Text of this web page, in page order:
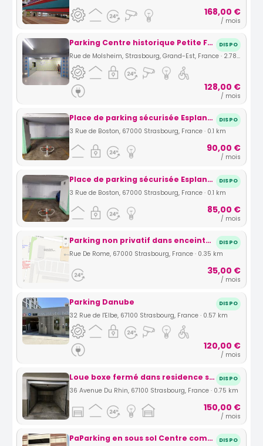
168,00 €
/ mois
Parking Centre historique Petite France Strasbourg DISPO
Rue de Molsheim, Strasbourg, Grand-Est, France · 2.78 km
128,00 €
/ mois
Place de parking sécurisée Esplanade (Strasbourg) DISPO
3 Rue de Boston, 67000 Strasbourg, France · 0.1 km
90,00 €
/ mois
Place de parking sécurisée Esplanade (Strasbourg) DISPO
3 Rue de Boston, 67000 Strasbourg, France · 0.1 km
85,00 €
/ mois
Parking non privatif dans enceinte fermée à louer DISPO
Rue De Rome, 67000 Strasbourg, France · 0.35 km
35,00 €
/ mois
Parking Danube DISPO
32 Rue de l'Elbe, 67100 Strasbourg, France · 0.57 km
120,00 €
/ mois
Loue boxe fermé dans residence sécurisée DISPO
36 Avenue Du Rhin, 67100 Strasbourg, France · 0.75 km
150,00 €
/ mois
PaParking en sous sol Centre commercial RIVETOILE DISPO